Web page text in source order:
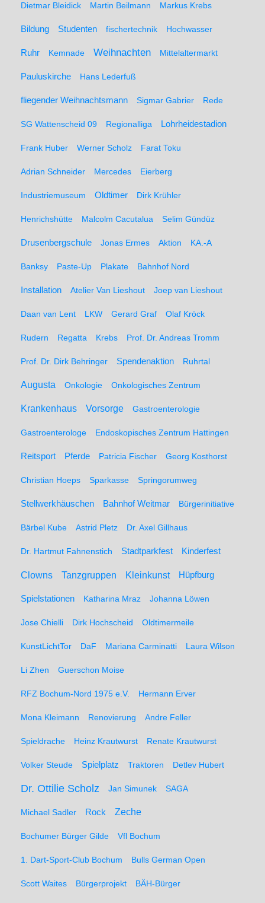
Dietmar Bleidick Martin Beilmann Markus Krebs
Bildung Studenten fischertechnik Hochwasser
Ruhr Kemnade Weihnachten Mittelaltermarkt
Pauluskirche Hans Lederfuß
fliegender Weihnachtsmann Sigmar Gabrier Rede
SG Wattenscheid 09 Regionalliga Lohrheidestadion
Frank Huber Werner Scholz Farat Toku
Adrian Schneider Mercedes Eierberg
Industriemuseum Oldtimer Dirk Krühler
Henrichshütte Malcolm Cacutalua Selim Gündüz
Drusenbergschule Jonas Ermes Aktion KA.-A
Banksy Paste-Up Plakate Bahnhof Nord
Installation Atelier Van Lieshout Joep van Lieshout
Daan van Lent LKW Gerard Graf Olaf Kröck
Rudern Regatta Krebs Prof. Dr. Andreas Tromm
Prof. Dr. Dirk Behringer Spendenaktion Ruhrtal
Augusta Onkologie Onkologisches Zentrum
Krankenhaus Vorsorge Gastroenterologie
Gastroenterologe Endoskopisches Zentrum Hattingen
Reitsport Pferde Patricia Fischer Georg Kosthorst
Christian Hoeps Sparkasse Springorumweg
Stellwerkhäuschen Bahnhof Weitmar Bürgerinitiative
Bärbel Kube Astrid Pletz Dr. Axel Gillhaus
Dr. Hartmut Fahnenstich Stadtparkfest Kinderfest
Clowns Tanzgruppen Kleinkunst Hüpfburg
Spielstationen Katharina Mraz Johanna Löwen
Jose Chielli Dirk Hochscheid Oldtimermeile
KunstLichtTor DaF Mariana Carminatti Laura Wilson
Li Zhen Guerschon Moise
RFZ Bochum-Nord 1975 e.V. Hermann Erver
Mona Kleimann Renovierung Andre Feller
Spieldrache Heinz Krautwurst Renate Krautwurst
Volker Steude Spielplatz Traktoren Detlev Hubert
Dr. Ottilie Scholz Jan Simunek SAGA
Michael Sadler Rock Zeche
Bochumer Bürger Gilde Vfl Bochum
1. Dart-Sport-Club Bochum Bulls German Open
Scott Waites Bürgerprojekt BÄH-Bürger